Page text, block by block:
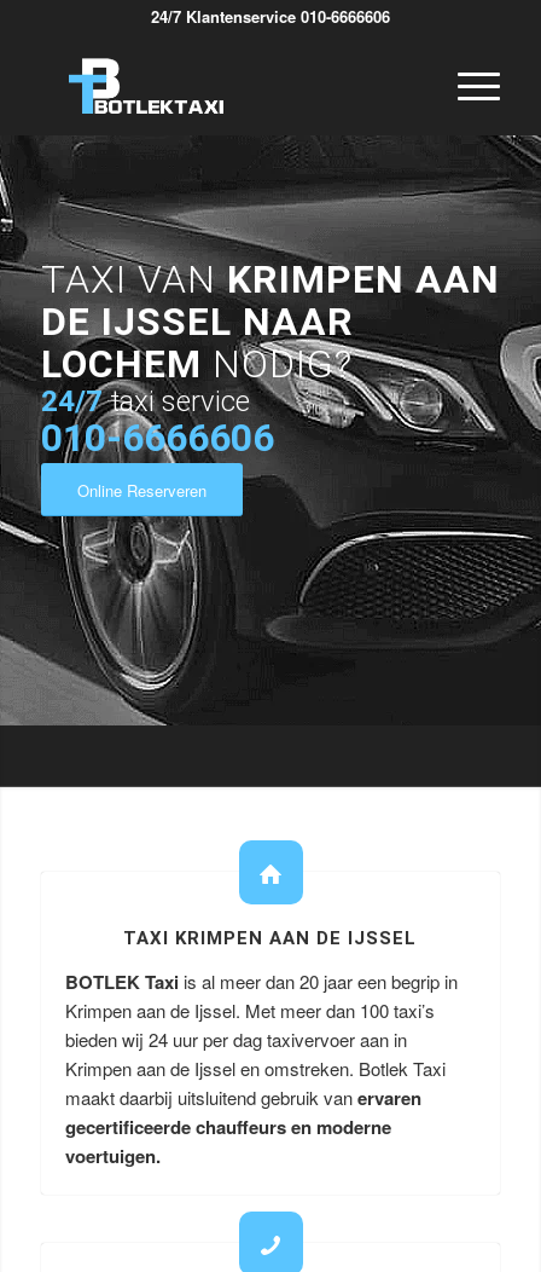
24/7 Klantenservice 010-6666606
TAXI VANKRIMPEN AAN
DE IJSSEL NAAR
LOCHEM NODIG?
24/7 taxi service
010-6666606
Online Reserveren
TAXI KRIMPEN AAN DE IJSSEL
BOTLEK Taxi is al meer dan 20 jaar een begrip in
Krimpen aan de Ijssel. Met meer dan 100 taxi’s
bieden wij 24 uur per dag taxivervoer aan in
Krimpen aan de Ijssel en omstreken. Botlek Taxi
maakt daarbij uitsluitend gebruik vanervaren
gecertificeerde chauffeurs en moderne
voertuigen.